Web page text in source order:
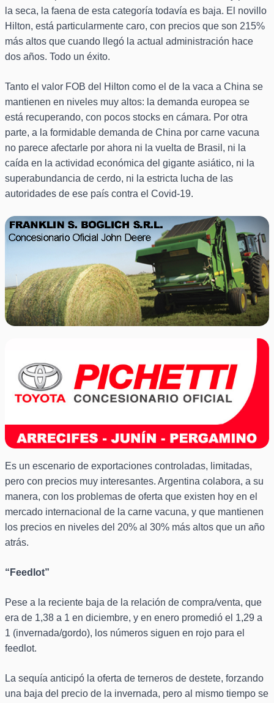
la seca, la faena de esta categoría todavía es baja. El novillo
Hilton, está particularmente caro, con precios que son 215%
más altos que cuando llegó la actual administración hace
dos años. Todo un éxito.
Tanto el valor FOB del Hilton como el de la vaca a China se
mantienen en niveles muy altos: la demanda europea se
está recuperando, con pocos stocks en cámara. Por otra
parte, a la formidable demanda de China por carne vacuna
no parece afectarle por ahora ni la vuelta de Brasil, ni la
caída en la actividad económica del gigante asiático, ni la
superabundancia de cerdo, ni la estricta lucha de las
autoridades de ese país contra el Covid-19.
Es un escenario de exportaciones controladas, limitadas,
pero con precios muy interesantes. Argentina colabora, a su
manera, con los problemas de oferta que existen hoy en el
mercado internacional de la carne vacuna, y que mantienen
los precios en niveles del 20% al 30% más altos que un año
atrás.
“Feedlot”
Pese a la reciente baja de la relación de compra/venta, que
era de 1,38 a 1 en diciembre, y en enero promedió el 1,29 a
1 (invernada/gordo), los números siguen en rojo para el
feedlot.
La sequía anticipó la oferta de terneros de destete, forzando
una baja del precio de la invernada, pero al mismo tiempo se